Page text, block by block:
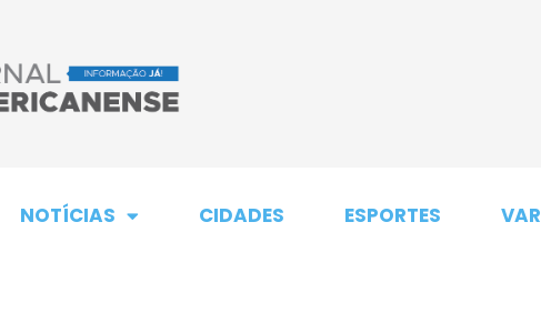
NOTÍCIAS CIDADES ESPORTES